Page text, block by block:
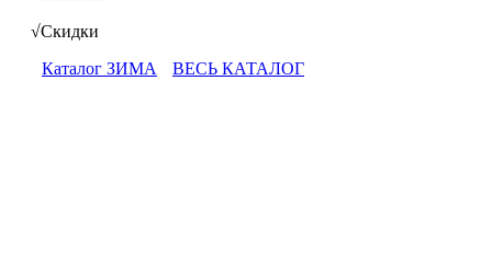
√Скидки
Каталог ЗИМА
ВЕСЬ КАТАЛОГ